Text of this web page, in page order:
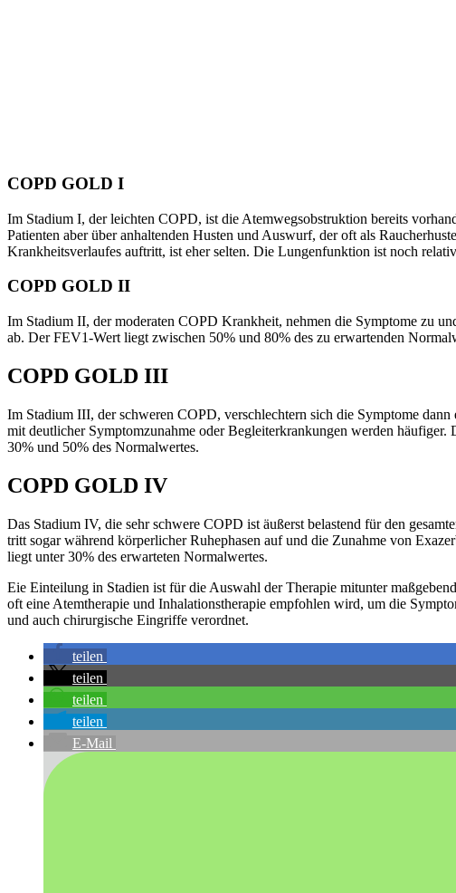
COPD GOLD I
Im Stadium I, der leichten COPD, ist die Atemwegsobstruktion bereits
Patienten aber über anhaltenden Husten und Auswurf, der oft als
Krankheitsverlaufes auftritt, ist eher selten. Die Lungenfunktion ist noch
COPD GOLD II
Im Stadium II, der moderaten COPD Krankheit, nehmen die Symptome zu
ab. Der FEV1-Wert liegt zwischen 50% und 80% des zu erwartenden
COPD GOLD III
Im Stadium III, der schweren COPD, verschlechtern sich die Symptome
mit deutlicher Symptomzunahme oder Begleiterkrankungen werden
30% und 50% des Normalwertes.
COPD GOLD IV
Das Stadium IV, die sehr schwere COPD ist äußerst belastend für den
tritt sogar während körperlicher Ruhephasen auf und die Zunahme von
liegt unter 30% des erwarteten Normalwertes.
Eie Einteilung in Stadien ist für die Auswahl der Therapie mitunter
oft eine Atemtherapie und Inhalationstherapie empfohlen wird, um die
und auch chirurgische Eingriffe verordnet.
teilen
teilen
teilen
teilen
E-Mail